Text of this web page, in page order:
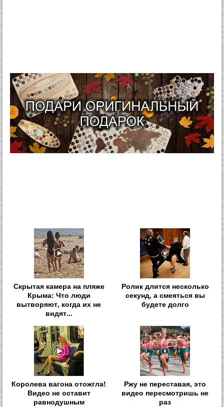
Скрытая камера на пляже
Крыма: Что люди
вытворяют, когда их не
видят...
Ролик длится несколько
секунд, а смеяться вы
будете долго
Королева вагона отожгла!
Видео не оставит
равнодушным
Ржу не переставая, это
видео пересмотришь не
раз